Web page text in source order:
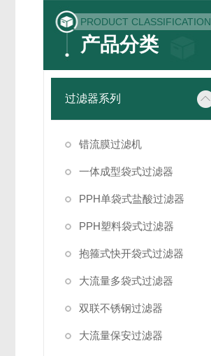
PRODUCT CLASSIFICATION
产品分类
过滤器系列
错流膜过滤机
一体成型袋式过滤器
PPH单袋式盐酸过滤器
PPH塑料袋式过滤器
抱箍式快开袋式过滤器
大流量多袋式过滤器
双联不锈钢过滤器
大流量保安过滤器